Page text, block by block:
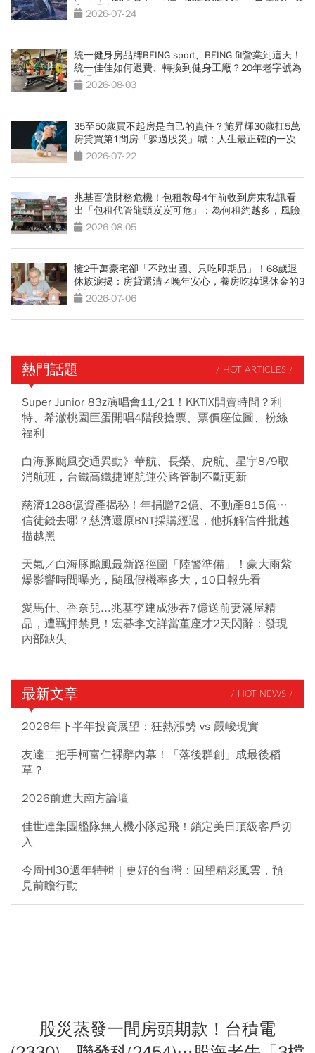
宜價曝光
2026-07-24
統一健身房品牌BEING sport、BEING fit營業到這天！
統一佳佳如何退費、轉換到健身工廠？20年老字號為
何退出
2026-08-03
35至50歲買不起房是自己的責任？施昇輝30歲扛5萬
房貸買第1間房「躲過股災」喊：人生最正確的一次
決定2026-07-22
兆基百億財務危機！包租教母4年前收到房東私訊看
出「包租代管龍頭岌岌可危」：為何租約越多，風險
越高？
2026-08-05
擁2千萬豪宅卻「不敢出國、只吃即期品」！68歲退
休族淚揭：房貸還清≠晚年安心，養房吃掉退休金的3
大誤算
2026-07-06
熱門話題 / HOT ARTICLES /
Super Junior 83z演唱會11/21！KKTIX開賣時間？利
特、希澈桃園巨蛋開唱4階段搶票、票價座位圖、粉絲
福利
白海豚颱風交通異動》華航、長榮、虎航、星宇8/9取
消航班，台鐵高鐵捷運航運公路管制不斷更新
慈濟1288億資產揭秘！年捐贈72億、不動產815億…
信徒錢去哪？慈濟還原BNT採購經過，他拆解信件批越
描越黑
天氣／白海豚颱風最新路徑圖「陸警準備」！豪大雨紫
爆影響時間曝光，颱風假機率多大，10日報先看
愛馬仕、香奈兒...兆基李建成涉吞7億送前妻滿屋精
品，遭羈押禁見！宏碁李文詳當董座才2天閃辭：發現
內部缺失
最新文章 / HOT NEWS /
2026年下半年投資展望：狂熱漲勢 vs 嚴峻現實
友達二把手柯富仁裸辭內幕！「落後群創」成最後稻
草？
2026前進大南方論壇
佳世達集團艦隊無人機小隊起飛！鎖定美日頂級客戶切
入
今周刊30週年特輯｜更好的台灣：回望精彩風雲，預
見前瞻行動
股災蒸發一間房頭期款！台積電